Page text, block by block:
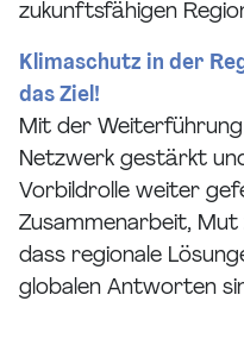
zukunftsfähigen
Klimaschutz in der
das Ziel!
Mit der
Netzwerk gestärkt
Vorbildrolle weiter
Zusammenarbeit, Mut
dass regionale
globalen Antworten